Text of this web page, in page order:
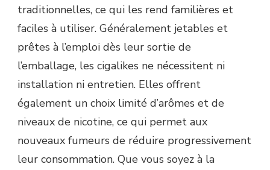
traditionnelles, ce qui les rend familières et
faciles à utiliser. Généralement jetables et
prêtes à l’emploi dès leur sortie de
l’emballage, les cigalikes ne nécessitent ni
installation ni entretien. Elles offrent
également un choix limité d’arômes et de
niveaux de nicotine, ce qui permet aux
nouveaux fumeurs de réduire progressivement
leur consommation. Que vous soyez à la